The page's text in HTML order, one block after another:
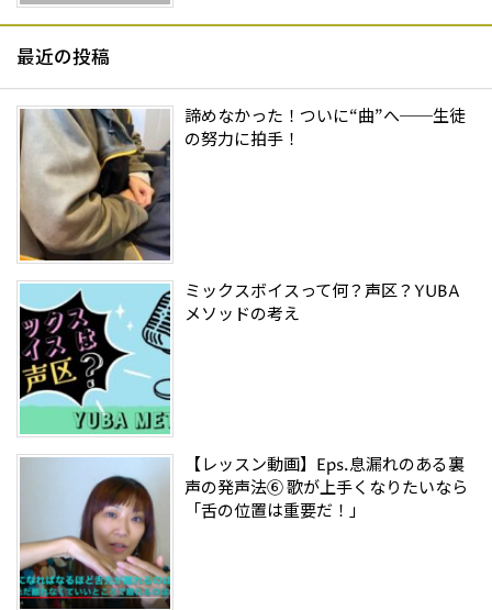
最近の投稿
諦めなかった！ついに“曲”へ──生徒
の努力に拍手！
ミックスボイスって何？声区？YUBA
メソッドの考え
【レッスン動画】Eps.息漏れのある裏
声の発声法⑥ 歌が上手くなりたいなら
「舌の位置は重要だ！」